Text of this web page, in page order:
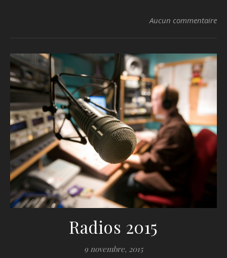
Aucun commentaire
Radios 2015
9 novembre, 2015